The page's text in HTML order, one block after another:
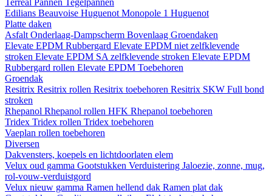
Terreal Pannen Tegelpannen
Edilians Beauvoise Huguenot Monopole 1 Huguenot
Platte daken
Asfalt Onderlaag-Dampscherm Bovenlaag Groendaken
Elevate EPDM Rubbergard Elevate EPDM niet zelfklevende
stroken Elevate EPDM SA zelfklevende stroken Elevate EPDM
Rubbergard rollen Elevate EPDM Toebehoren
Groendak
Resitrix Resitrix rollen Resitrix toebehoren Resitrix SKW Full bond
stroken
Rhepanol Rhepanol rollen HFK Rhepanol toebehoren
Tridex Tridex rollen Tridex toebehoren
Vaeplan rollen toebehoren
Diversen
Dakvensters, koepels en lichtdoorlaten elem
Velux oud gamma Gootstukken Verduistering Jaloezie, zonne, mug,
rol-vouw-verduistgord
Velux nieuw gamma Ramen hellend dak Ramen plat dak